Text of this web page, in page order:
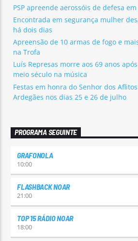
PSP apreende aerossóis de defesa
Encontrada em segurança mulher
há dois dias
Apreensão de 10 armas de fogo e
na Trofa
Luís Represas morre aos 69 anos
meio século na música
Festas em honra do Senhor dos
Ardegães nos dias 25 e 26 de julho
PROGRAMA SEGUINTE
GRAFONOLA
10:00
FLASHBACK NOAR
21:00
TOP 15 RÁDIO NOAR
18:00